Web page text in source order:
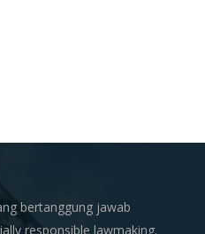
bertanggung jawab
responsible lawmaking.